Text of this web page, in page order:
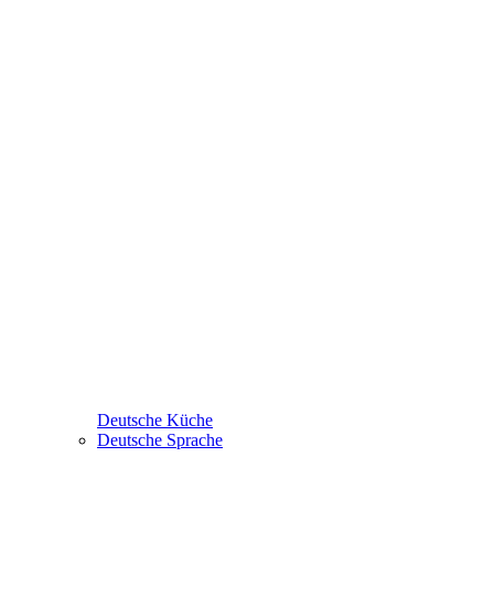
Deutsche Küche
Deutsche Sprache